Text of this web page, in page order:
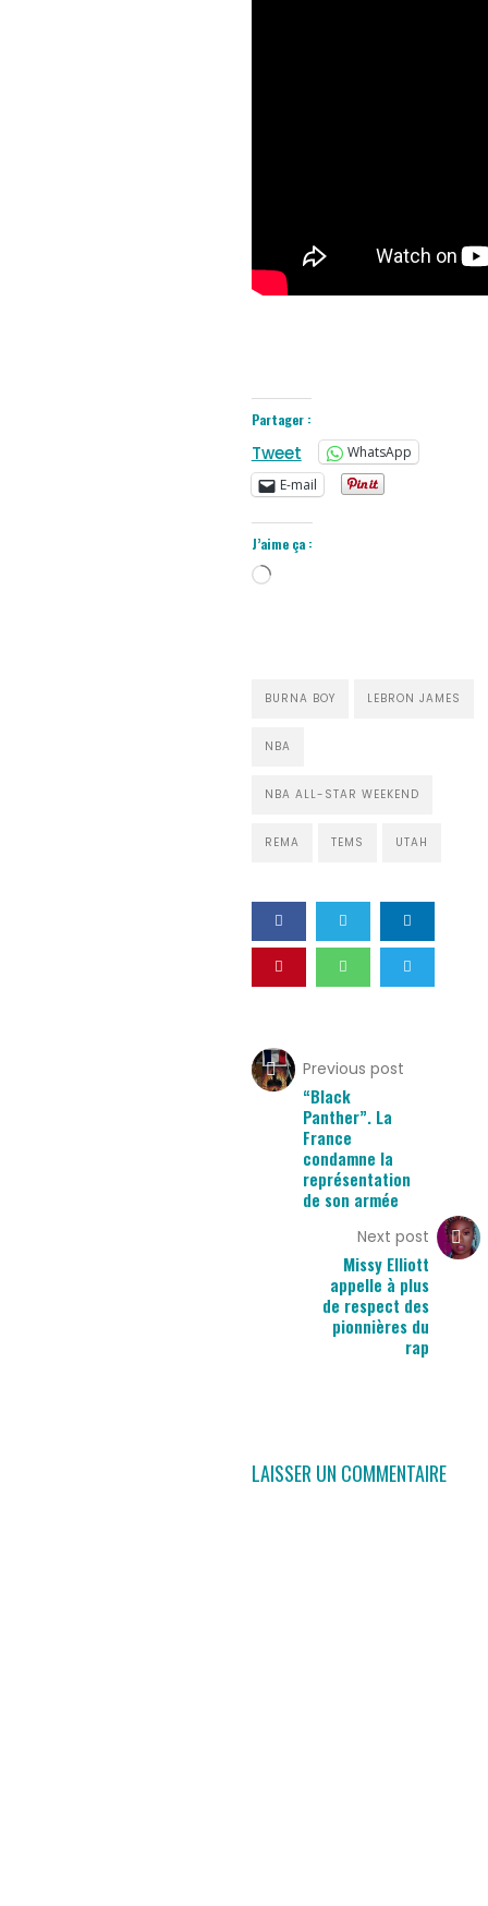
Partager :
Tweet
WhatsApp
E-mail
J’aime ça :
Chargement…
BURNA BOY LEBRON JAMES
NBA
NBA ALL-STAR WEEKEND
REMA TEMS UTAH
Previous post
“Black
Panther”. La
France
condamne la
représentation
de son armée
Next post
Missy Elliott
appelle à plus
de respect des
pionnières du
rap
LAISSER UN COMMENTAIRE